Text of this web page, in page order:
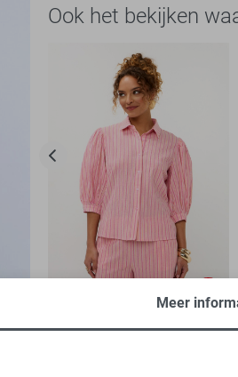
Ook het bekijken
Ydence Blouse
Meer